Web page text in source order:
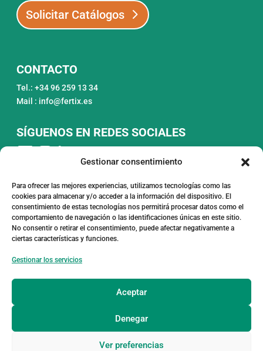
Gestionar consentimiento
Para ofrecer las mejores experiencias, utilizamos tecnologías como las
cookies para almacenar y/o acceder a la información del dispositivo. El
consentimiento de estas tecnologías nos permitirá procesar datos como el
comportamiento de navegación o las identificaciones únicas en este sitio.
No consentir o retirar el consentimiento, puede afectar negativamente a
ciertas características y funciones.
Gestionar los servicios
Aceptar
Denegar
Ver preferencias
Solicitar Catálogos
CONTACTO
Tel.: +34 96 259 13 34
Mail : info@fertix.es
SÍGUENOS EN REDES SOCIALES
FONDO EUROPEO DE DESARROLLO
REGIONAL
UNA FORMA DE HACER EUROPA
del ICEX y la cofinanciación del fondo
es contribuir al desarrollo internacional de